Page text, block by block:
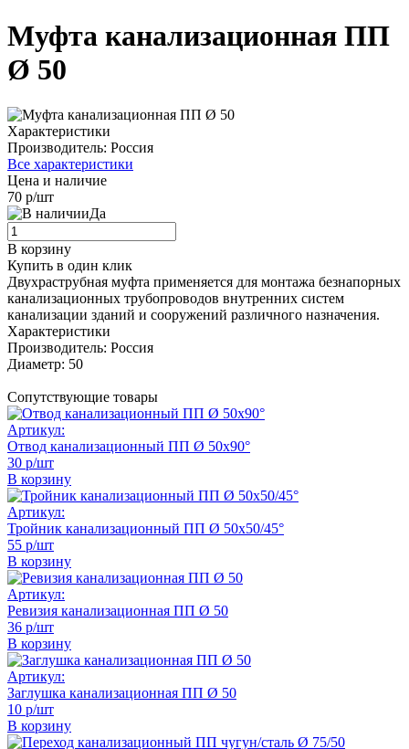
Муфта канализационная ПП
Ø 50
Характеристики
Производитель: Россия
Все характеристики
Цена и наличие
70 р/шт
Да
В корзину
Купить в один клик
Двухраструбная муфта применяется для монтажа безнапорных
канализационных трубопроводов внутренних систем
канализации зданий и сооружений различного назначения.
Характеристики
Производитель: Россия
Диаметр: 50
Сопутствующие товары
Артикул:
Отвод канализационный ПП Ø 50х90°
30 р/шт
В корзину
Артикул:
Тройник канализационный ПП Ø 50х50/45°
55 р/шт
В корзину
Артикул:
Ревизия канализационная ПП Ø 50
36 р/шт
В корзину
Артикул:
Заглушка канализационная ПП Ø 50
10 р/шт
В корзину